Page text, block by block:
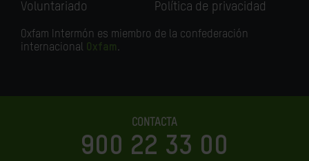
Voluntariado
Política de privacidad
Oxfam Intermón es miembro de la confederación
internacional Oxfam.
CONTACTA
900 22 33 00